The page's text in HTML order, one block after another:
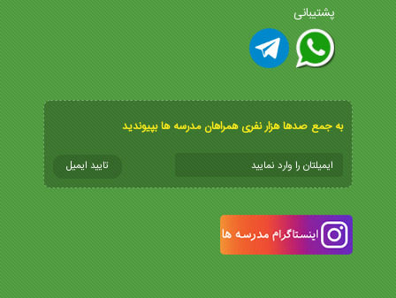
پشتیبانی
به جمع صدها هزار نفری همراهان مدرسه ها بپیوندید